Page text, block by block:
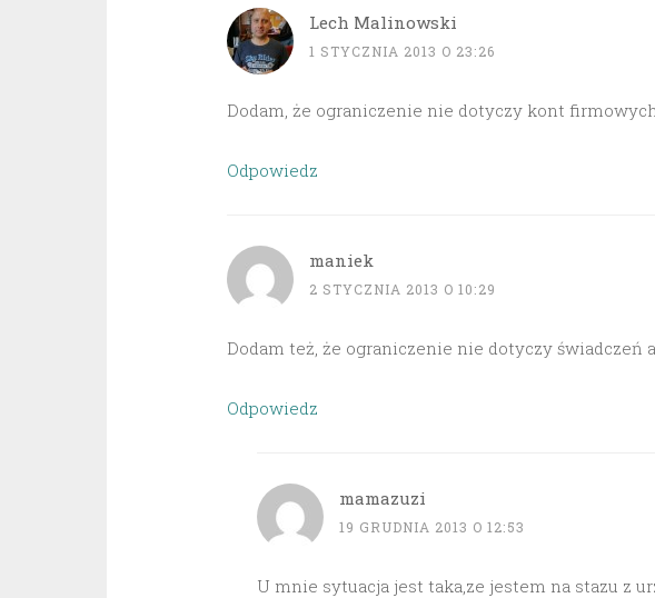
Lech Malinowski
1 STYCZNIA 2013 O 23:26
Dodam, że ograniczenie nie dotyczy kont firmowych.
Odpowiedz
maniek
2 STYCZNIA 2013 O 10:29
Dodam też, że ograniczenie nie dotyczy świadczeń
Odpowiedz
mamazuzi
19 GRUDNIA 2013 O 12:53
U mnie sytuacja jest taka,ze jestem na stazu z